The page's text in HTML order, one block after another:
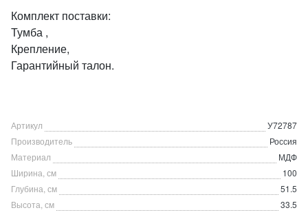
Комплект поставки:
Тумба ,
Крепление,
Гарантийный талон.
Артикул
У72787
Производитель
Россия
Материал
МДФ
Ширина, см
100
Глубина, см
51.5
Высота, см
33.5